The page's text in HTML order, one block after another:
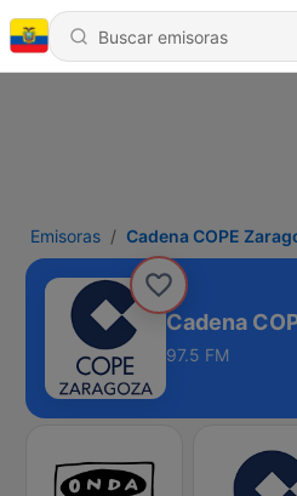
Emisoras Cadena COPE
Cadena
97.5 FM